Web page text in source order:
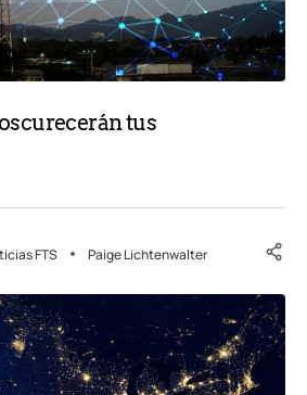
tus
FTS Paige Lichtenwalter